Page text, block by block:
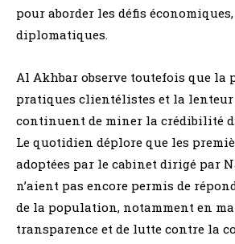
pour aborder les défis
diplomatiques.
Al Akhbar observe toutefois que la
pratiques clientélistes et la lenteur
continuent de miner la crédibilité
Le quotidien déplore que les
adoptées par le cabinet dirigé par
n’aient pas encore permis de
de la population, notamment en
transparence et de lutte contre la